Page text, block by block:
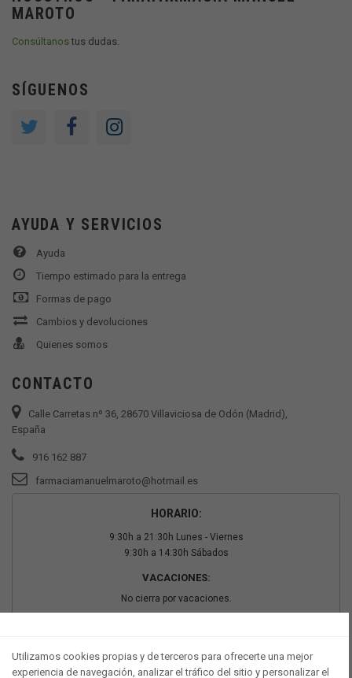
MAROTO
Consúltanostus dudas.
SÍGUENOS
AYUDA Y SERVICIOS
Ayuda
Tiempo estimado para la entrega
Formas de pago
Cambios y devoluciones
Quienes somos
CONTACTO
Calle Carretas nº 36, 28670 Villaviciosa de Odón (Madrid),
España
916 162 887
farmaciamanuelmaroto@hotmail.es
HORARIO:
9:30h a 21:30h Lunes - Viernes
9:30h a 14:30h Sábados
VACACIONES:
No cierra por vacaciones.
Utilizamos cookies propias y de terceros para ofrecerte una mejor
experiencia de navegación, analizar el tráfico del sitio y personalizar el